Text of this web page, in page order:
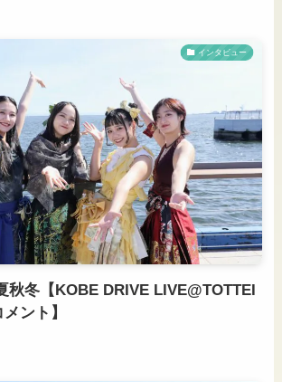
インタビュー
冬【KOBE DRIVE LIVE@TOTTEI
ント】